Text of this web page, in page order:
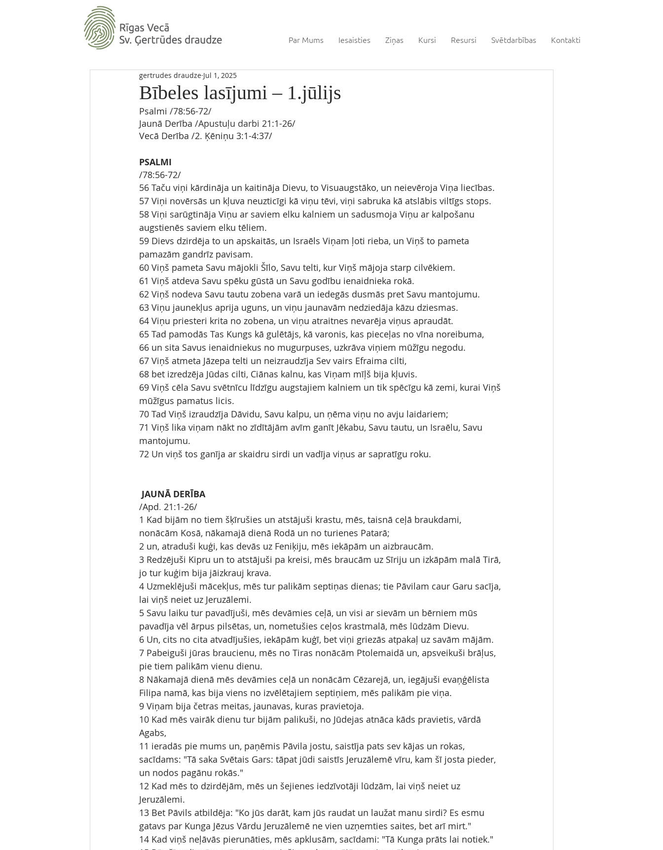
Par Mums Iesaisties Ziņas Kursi Resursi Svētdarbības Kontakti
Bībeles lasījumi – 1.jūlijs
gertrudes draudze Jul 1, 2025
Psalmi /78:56-72/
Jaunā Derība /Apustuļu darbi 21:1-26/
Vecā Derība /2. Ķēniņu 3:1-4:37/
PSALMI
/78:56-72/
56 Taču viņi kārdināja un kaitināja Dievu, to Visuaugstāko, un neievēroja Viņa liecības.
57 Viņi novērsās un kļuva neuzticīgi kā viņu tēvi, viņi sabruka kā atslābis viltīgs stops.
58 Viņi sarūgtināja Viņu ar saviem elku kalniem un sadusmoja Viņu ar kalpošanu
augstienēs saviem elku tēliem.
59 Dievs dzirdēja to un apskaitās, un Israēls Viņam ļoti rieba, un Viņš to pameta
pamazām gandrīz pavisam.
60 Viņš pameta Savu mājokli Šīlo, Savu telti, kur Viņš mājoja starp cilvēkiem.
61 Viņš atdeva Savu spēku gūstā un Savu godību ienaidnieka rokā.
62 Viņš nodeva Savu tautu zobena varā un iedegās dusmās pret Savu mantojumu.
63 Viņu jaunekļus aprija uguns, un viņu jaunavām nedziedāja kāzu dziesmas.
64 Viņu priesteri krita no zobena, un viņu atraitnes nevarēja viņus apraudāt.
65 Tad pamodās Tas Kungs kā gulētājs, kā varonis, kas pieceļas no vīna noreibuma,
66 un sita Savus ienaidniekus no mugurpuses, uzkrāva viņiem mūžīgu negodu.
67 Viņš atmeta Jāzepa telti un neizraudzīja Sev vairs Efraima cilti,
68 bet izredzēja Jūdas cilti, Ciānas kalnu, kas Viņam mīļš bija kļuvis.
69 Viņš cēla Savu svētnīcu līdzīgu augstajiem kalniem un tik spēcīgu kā zemi, kurai Viņš
mūžīgus pamatus licis.
70 Tad Viņš izraudzīja Dāvidu, Savu kalpu, un ņēma viņu no avju laidariem;
71 Viņš lika viņam nākt no zīdītājām avīm ganīt Jēkabu, Savu tautu, un Israēlu, Savu
mantojumu.
72 Un viņš tos ganīja ar skaidru sirdi un vadīja viņus ar sapratīgu roku.
JAUNĀ DERĪBA
/Apd. 21:1-26/
1 Kad bijām no tiem šķīrušies un atstājuši krastu, mēs, taisnā ceļā braukdami,
nonācām Kosā, nākamajā dienā Rodā un no turienes Patarā;
2 un, atraduši kuģi, kas devās uz Feniķiju, mēs iekāpām un aizbraucām.
3 Redzējuši Kipru un to atstājuši pa kreisi, mēs braucām uz Sīriju un izkāpām malā Tirā,
jo tur kuģim bija jāizkrauj krava.
4 Uzmeklējuši mācekļus, mēs tur palikām septiņas dienas; tie Pāvilam caur Garu sacīja,
lai viņš neiet uz Jeruzālemi.
5 Savu laiku tur pavadījuši, mēs devāmies ceļā, un visi ar sievām un bērniem mūs
pavadīja vēl ārpus pilsētas, un, nometušies ceļos krastmalā, mēs lūdzām Dievu.
6 Un, cits no cita atvadījušies, iekāpām kuģī, bet viņi griezās atpakaļ uz savām mājām.
7 Pabeiguši jūras braucienu, mēs no Tiras nonācām Ptolemaidā un, apsveikuši brāļus,
pie tiem palikām vienu dienu.
8 Nākamajā dienā mēs devāmies ceļā un nonācām Cēzarejā, un, iegājuši evaņģēlista
Filipa namā, kas bija viens no izvēlētajiem septiņiem, mēs palikām pie viņa.
9 Viņam bija četras meitas, jaunavas, kuras pravietoja.
10 Kad mēs vairāk dienu tur bijām palikuši, no Jūdejas atnāca kāds pravietis, vārdā
Agabs,
11 ieradās pie mums un, paņēmis Pāvila jostu, saistīja pats sev kājas un rokas,
sacīdams: "Tā saka Svētais Gars: tāpat jūdi saistīs Jeruzālemē vīru, kam šī josta pieder,
un nodos pagānu rokās."
12 Kad mēs to dzirdējām, mēs un šejienes iedzīvotāji lūdzām, lai viņš neiet uz
Jeruzālemi.
13 Bet Pāvils atbildēja: "Ko jūs darāt, kam jūs raudat un laužat manu sirdi? Es esmu
gatavs par Kunga Jēzus Vārdu Jeruzālemē ne vien uzņemties saites, bet arī mirt."
14 Kad viņš neļāvās pierunāties, mēs apklusām, sacīdami: "Tā Kunga prāts lai notiek."